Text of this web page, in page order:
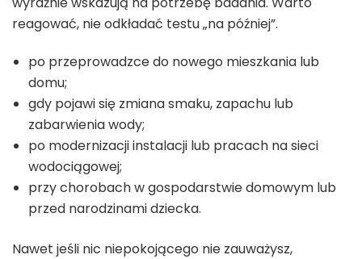
reagować, nie odkładać testu „na później”.
po przeprowadzce do nowego mieszkania lub
domu;
gdy pojawi się zmiana smaku, zapachu lub
zabarwienia wody;
po modernizacji instalacji lub pracach na sieci
wodociągowej;
przy chorobach w gospodarstwie domowym lub
przed narodzinami dziecka.
Nawet jeśli nic niepokojącego nie zauważysz,